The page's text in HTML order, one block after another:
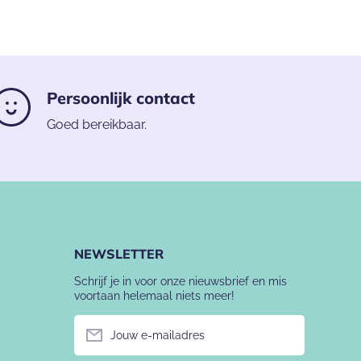
Persoonlijk contact
Goed bereikbaar.
NEWSLETTER
Schrijf je in voor onze nieuwsbrief en mis
voortaan helemaal niets meer!
Jouw e-mailadres